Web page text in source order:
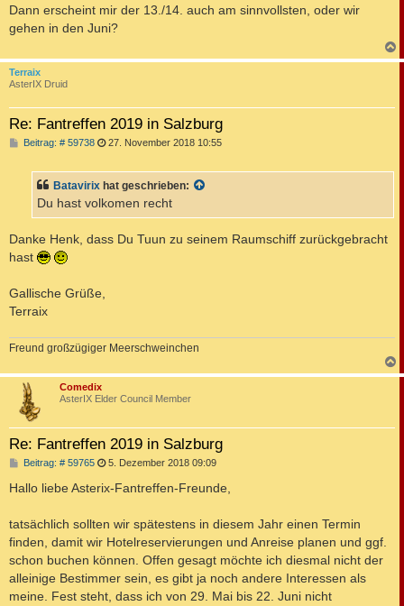
i
t
r
Dann erscheint mir der 13./14. auch am sinnvollsten, oder wir
gehen in den Juni?
a
Terraix
AsterIX Druid
Re: Fantreffen 2019 in Salzburg
Beitrag: # 59738B
r
a
27. November 2018 10:55
Batavirix hat geschrieben:
Du hast volkomen recht
Danke Henk, dass Du Tuun zu seinem Raumschiff zurückgebracht
hast
Gallische Grüße,
Terraix
Freund großzügiger Meerschweinchen
a
Comedix
AsterIX Elder Council Member
Re: Fantreffen 2019 in Salzburg
Beitrag: # 59765B
i
a
g
5. Dezember 2018 09:09
Hallo liebe Asterix-Fantreffen-Freunde,
tatsächlich sollten wir spätestens in diesem Jahr einen Termin
finden, damit wir Hotelreservierungen und Anreise planen und ggf.
schon buchen können. Offen gesagt möchte ich diesmal nicht der
alleinige Bestimmer sein, es gibt ja noch andere Interessen als
meine. Fest steht, dass ich von 29. Mai bis 22. Juni nicht